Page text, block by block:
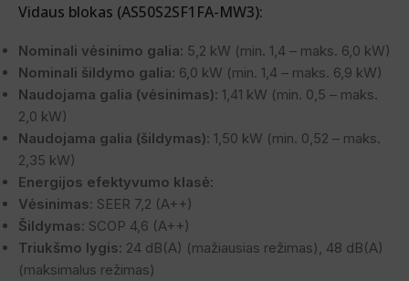
Vidaus blokas (AS50S2SF1FA-MW3):
Nominali vėsinimo galia: 5,2 kW (min. 1,4 – maks. 6,0 kW)
Nominali šildymo galia: 6,0 kW (min. 1,4 – maks. 6,9 kW)
Naudojama galia (vėsinimas): 1,41 kW (min. 0,5 – maks.
2,0 kW)
Naudojama galia (šildymas): 1,50 kW (min. 0,52 – maks.
2,35 kW)
Energijos efektyvumo klasė:
Vėsinimas: SEER 7,2 (A++)
Šildymas: SCOP 4,6 (A++)
Triukšmo lygis: 24 dB(A) (mažiausias režimas), 48 dB(A)
(maksimalus režimas)